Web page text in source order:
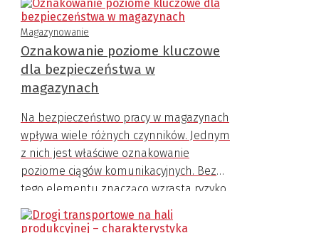
Magazynowanie
Oznakowanie poziome kluczowe
dla bezpieczeństwa w
magazynach
Na bezpieczeństwo pracy w magazynach
wpływa wiele różnych czynników. Jednym
z nich jest właściwe oznakowanie
poziome ciągów komunikacyjnych. Bez
tego elementu znacząco wzrasta ryzyko
wypadku z udziałem pracownika i np.
wózka transportowego.